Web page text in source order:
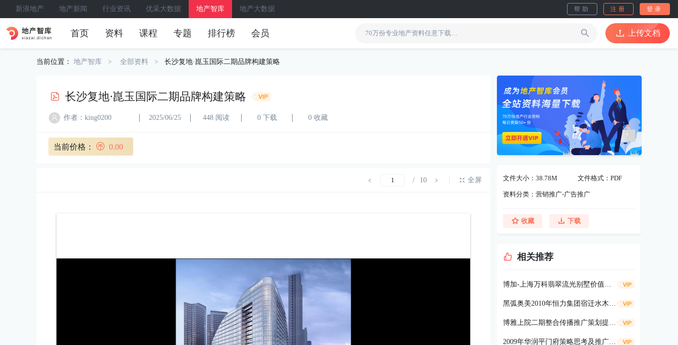
新浪地产 地产新闻 行业资讯 优采大数据 地产智库 地产大数据 帮助 注册 登录
首页 资料 课程 专题 排行榜 会员 上传文档
当前位置： 地产智库 全部资料 长沙复地·崑玉国际二期品牌构建策略
长沙复地·崑玉国际二期品牌构建策略
作者：king0200 2025/06/25 448 阅读 0 下载 0 收藏
当前价格： 0.00
/ 10 全屏 文件大小：38.78M 文件格式：PDF
资料分类：营销推广-广告推广
收藏 下载
相关推荐
博加-上海万科翡翠流光别墅价值策略91p
黑弧奥美2010年恒力集团宿迁水木清华项目《广告及营销提案》334p
博雅上院二期整合传播推广策划提案104P
2009年华润平门府策略思考及推广181P